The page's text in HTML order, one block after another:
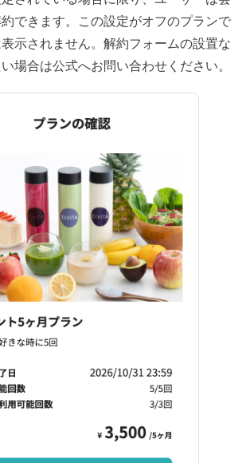
できます。この設定がオフのプランで
示されません。解約フォームの設置な
場合は公式へお問い合わせください。